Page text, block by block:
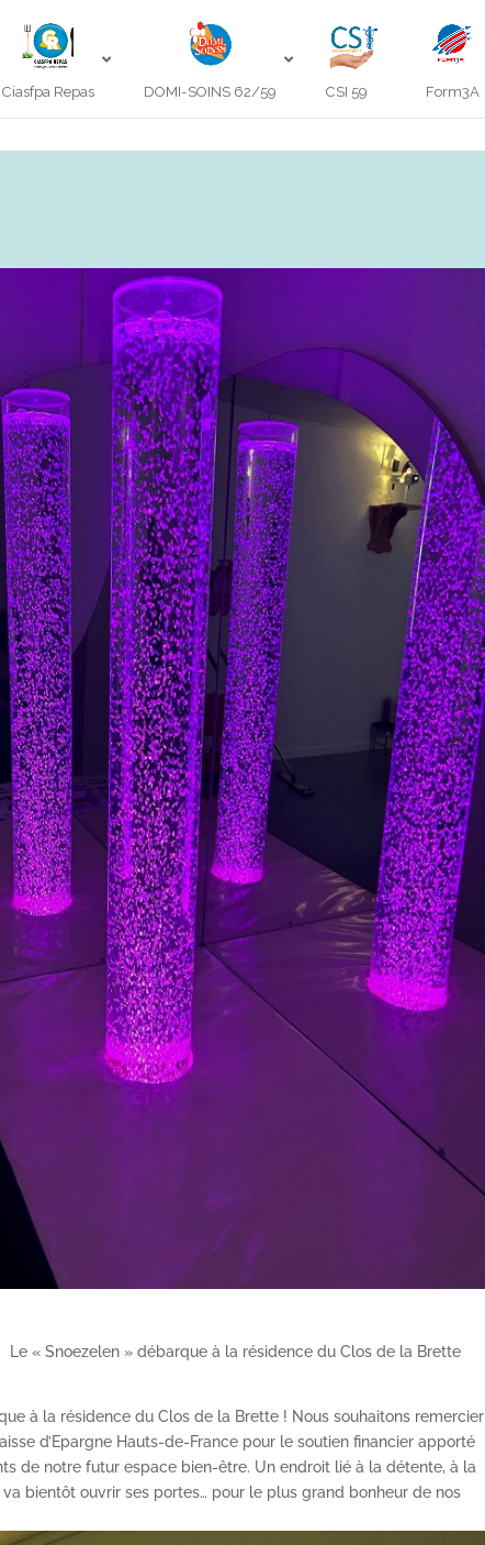
Ciasfpa Repas DOMI-SOINS 62/59 CSI 59 Form3A
Le « Snoezelen » débarque à la résidence du Clos de la Brette
à la résidence du Clos de la Brette ! Nous souhaitons remercier
d’Epargne Hauts-de-France pour le soutien financier apporté
de notre futur espace bien-être. Un endroit lié à la détente, à la
bientôt ouvrir ses portes… pour le plus grand bonheur de nos